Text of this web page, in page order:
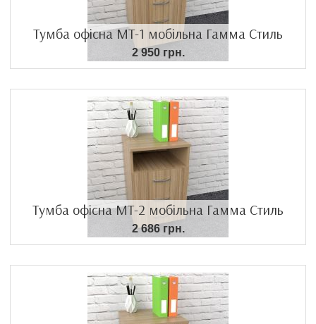
Тумба офісна МТ-1 мобільна Гамма Стиль
2 950 грн.
Тумба офісна МТ-2 мобільна Гамма Стиль
2 686 грн.